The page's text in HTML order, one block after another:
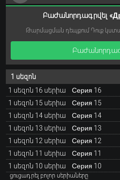
Բաժանորդագրվել
Թարմացման դեպքում Դուք
1 սեզոն
1 սեզոն 16 սերիա
Серия 16
1 սեզոն 15 սերիա
Серия 15
1 սեզոն 14 սերիա
Серия 14
1 սեզոն 13 սերիա
Серия 13
1 սեզոն 12 սերիա
Серия 12
1 սեզոն 11 սերիա
Серия 11
1 սեզոն 10 սերիա
Серия 10
ցուցադրել բոլոր սերիաները